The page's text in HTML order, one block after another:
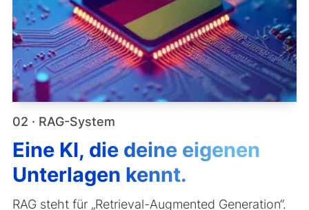
02 · RAG-System
Eine KI, die deine eigenen
Unterlagen kennt.
RAG steht für „Retrieval-Augmented Generation“.